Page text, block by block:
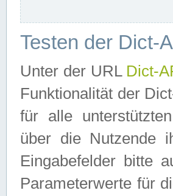
Testen der Dict-
Unter der URL Dict-
Funktionalität der
für alle
über die Nutzende
Eingabefelder bitte
Parameterwerte für